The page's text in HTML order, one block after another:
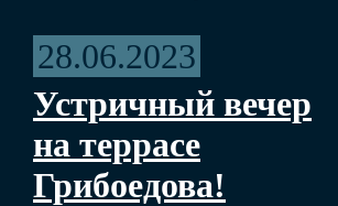
28.06.2023
Устричный вечер
на террасе
Грибоедова!